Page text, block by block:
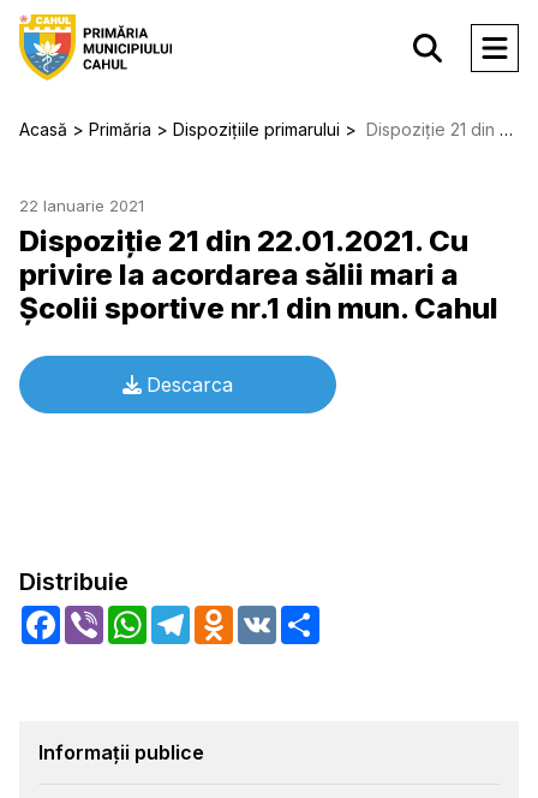
Acasă Primăria Dispozițiile primarului Dispoziție 21 din 22.01.2021. Cu privire la acordarea sălii mari a Şcolii sportive nr.1 din mun. Cahul
22 Ianuarie 2021
Dispoziție 21 din 22.01.2021. Cu
privire la acordarea sălii mari a
Şcolii sportive nr.1 din mun. Cahul
Descarca
Distribuie
Facebook
Viber WhatsApp
TelegramOdnoklassniki
VK
Informații publice